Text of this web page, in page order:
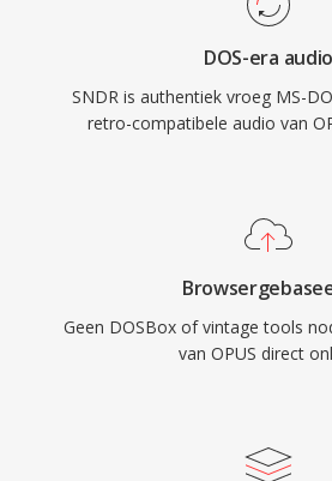
DOS-era audio
SNDR is authentiek vroeg MS-
retro-compatibele audio van
Geen DOSBox of vintage tools
van OPUS direct